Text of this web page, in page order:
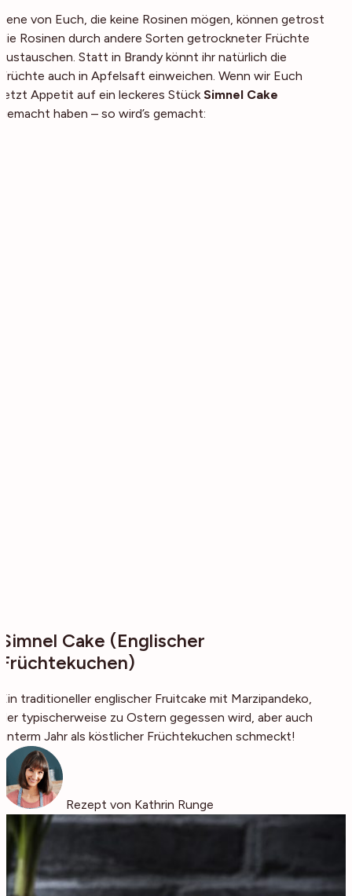
Jene von Euch, die keine Rosinen mögen, können getrost
die Rosinen durch andere Sorten getrockneter Früchte
austauschen. Statt in Brandy könnt ihr natürlich die
Früchte auch in Apfelsaft einweichen. Wenn wir Euch
jetzt Appetit auf ein leckeres StückSimnel Cake
gemacht haben – so wird’s gemacht:
Simnel Cake (Englischer
Früchtekuchen)
Ein traditioneller englischer Fruitcake mit Marzipandeko,
der typischerweise zu Ostern gegessen wird, aber auch
unterm Jahr als köstlicher Früchtekuchen schmeckt!
Rezept von Kathrin Runge